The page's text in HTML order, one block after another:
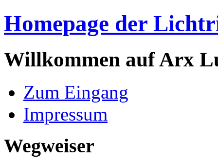
Homepage der
Willkommen auf Arx
Zum Eingang
Impressum
Wegweiser